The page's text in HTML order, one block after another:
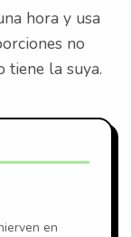
hora y usa
no
tiene la suya.
en